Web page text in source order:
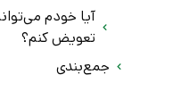
آیا خودم
تعویض کنم؟
جمع‌بندی